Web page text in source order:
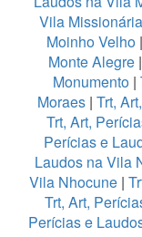
Vila Missionária
Moinho Velho |
Monte Alegre|
Monumento |
Moraes| Trt,
Trt, Art,
Perícias e
Laudos na Vila
Vila Nhocune|
Trt, Art,
Perícias e